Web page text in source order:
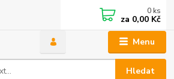
Menu
Hledat
0 ks
za 0,00 Kč